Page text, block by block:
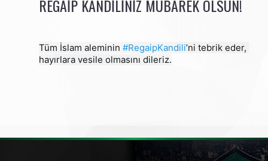
REGAIP KANDILINIZ MÜBAREK OLSUN!
Tüm İslam aleminin #RegaipKandili’ni tebrik eder,
hayırlara vesile olmasını dileriz.